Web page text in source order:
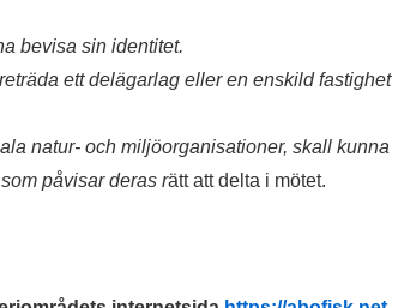
bevisa sin identitet.
ett delägarlag eller en enskild fastighet
natur- och miljöorganisationer, skall kunna
påvisar deras rätt att delta i mötet.